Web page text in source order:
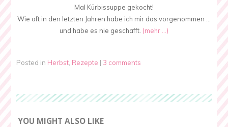
Mal Kürbissuppe gekocht!
Wie oft in den letzten Jahren habe ich mir das vorgenommen …
und habe es nie geschafft. (mehr …)
Posted in Herbst Rezepte | 3 comments
YOU MIGHT ALSO LIKE